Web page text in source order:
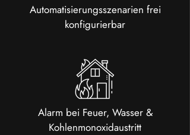
Automatisierungsszenarien frei
konfigurierbar
Alarm bei Feuer, Wasser &
Kohlenmonoxidaustritt